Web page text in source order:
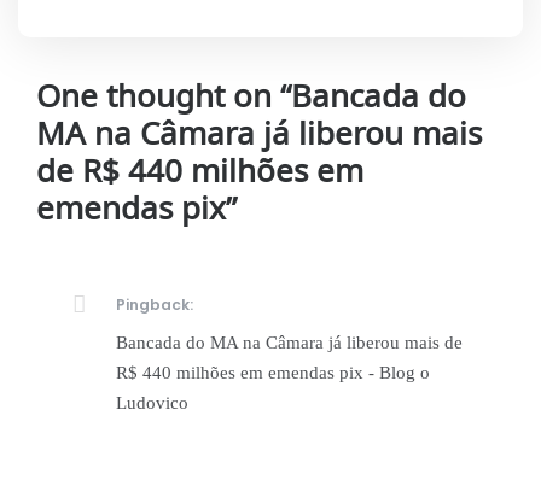
One thought on “Bancada do
MA na Câmara já liberou mais
de R$ 440 milhões em
emendas pix”
Pingback:
Bancada do MA na Câmara já liberou mais de
R$ 440 milhões em emendas pix - Blog o
Ludovico